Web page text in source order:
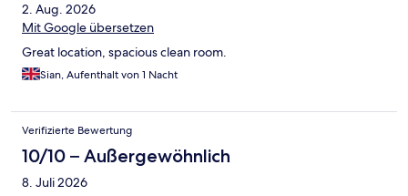
2. Aug. 2026
Mit Google übersetzen
Great location, spacious clean room.
Sian, Aufenthalt von 1 Nacht
Verifizierte Bewertung
10/10 – Außergewöhnlich
8. Juli 2026